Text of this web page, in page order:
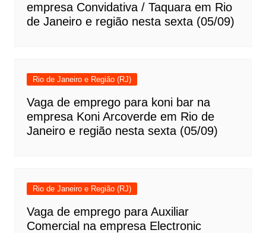
empresa Convidativa / Taquara em Rio
de Janeiro e região nesta sexta (05/09)
Rio de Janeiro e Região (RJ)
Vaga de emprego para koni bar na
empresa Koni Arcoverde em Rio de
Janeiro e região nesta sexta (05/09)
Rio de Janeiro e Região (RJ)
Vaga de emprego para Auxiliar
Comercial na empresa Electronic